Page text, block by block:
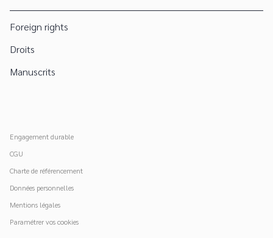
Foreign rights
Droits
Manuscrits
Engagement durable
CGU
Charte de référencement
Données personnelles
Mentions légales
Paramétrer vos cookies